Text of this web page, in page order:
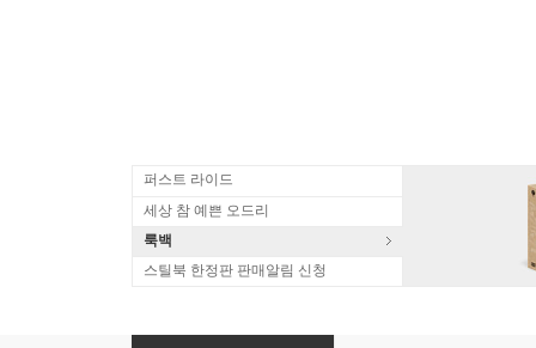
퍼스트 라이드
세상 참 예쁜 오드리
룩백
스틸북 한정판 판매알림 신청